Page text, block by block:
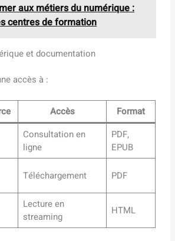
aux métiers du numérique :
centres de formation
et documentation
accès à :
Accès
Format
Consultation en
ligne
PDF,
EPUB
Téléchargement PDF
Lecture en
streaming
HTML